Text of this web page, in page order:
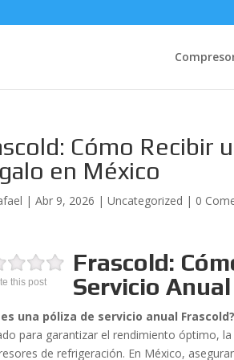
Cómo Recibir
en México
|Abr 9, 2026 |Uncategorized | 0
this post
Frascold:
Servicio
es una póliza de servicio anual Frascold?
para garantizar el rendimiento óptimo,
de refrigeración. En México,